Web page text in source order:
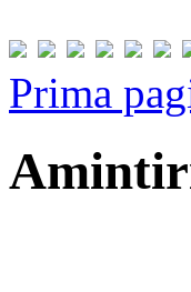
Prima